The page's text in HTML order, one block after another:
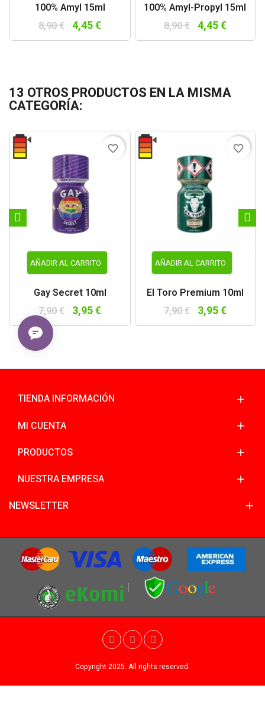
100% Amyl 15ml
8,90 € 4,45 €
100% Amyl-Propyl 15ml
8,90 € 4,45 €
13 OTROS PRODUCTOS EN LA MISMA
CATEGORÍA:
AÑADIR AL CARRITO
Gay Secret 10ml
7,90 € 3,95 €
favorite_border
AÑADIR AL CARRITO
El Toro Premium 10ml
7,90 € 3,95 €
favorite_border
TIENDA INFORMACIÓN
MI CUENTA
PRODUCTOS
NUESTRA EMPRESA
NEWSLETTER
Copyright 2025. All rights reserved.